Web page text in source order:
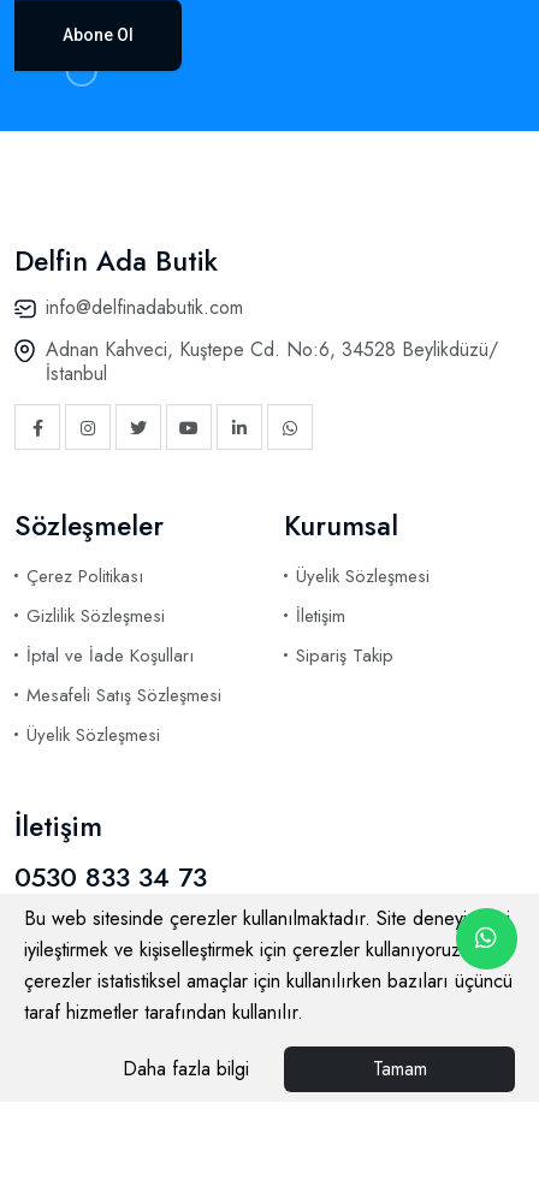
Giriş Yap
Abone Ol
Delfin Ada Butik
info@delfinadabutik.com
Adnan Kahveci, Kuştepe Cd. No:6, 34528 Beylikdüzü/
İstanbul
Sözleşmeler
Çerez Politikası
Gizlilik Sözleşmesi
İptal ve İade Koşulları
Mesafeli Satış Sözleşmesi
Üyelik Sözleşmesi
Kurumsal
Üyelik Sözleşmesi
İletişim
Sipariş Takip
İletişim
0530 833 34 73
Bu web sitesinde çerezler kullanılmaktadır. Site deneyiminizi
iyileştirmek ve kişiselleştirmek için çerezler kullanıyoruz. Bazı
çerezler istatistiksel amaçlar için kullanılırken bazıları üçüncü
taraf hizmetler tarafından kullanılır.
Daha fazla bilgi Tamam